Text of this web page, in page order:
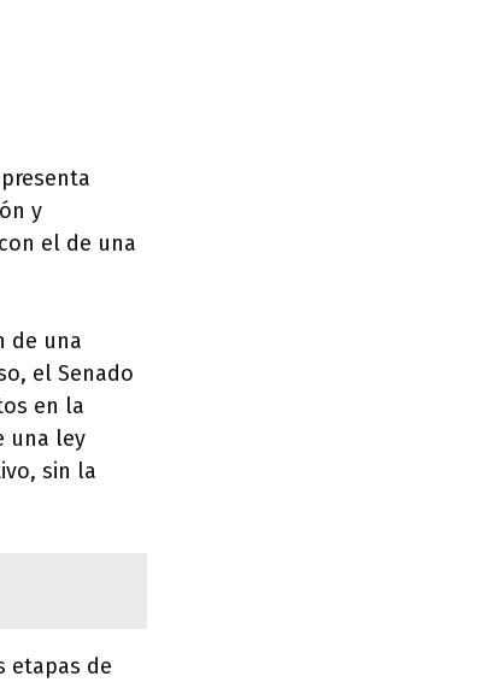
y
el de una
de una
el Senado
en la
una ley
sin la
etapas de